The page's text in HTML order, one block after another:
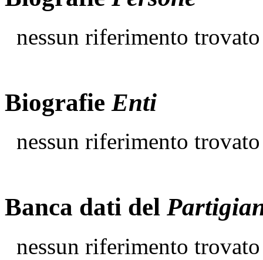
nessun riferimento trovato
Biografie Enti
nessun riferimento trovato
Banca dati del
nessun riferimento trovato